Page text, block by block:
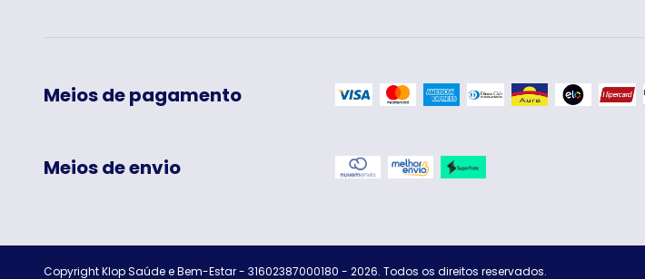
Meios de pagamento
Meios de envio
Copyright Klop Saúde e Bem-Estar - 31602387000180 - 2026. Todos os direitos reservados.